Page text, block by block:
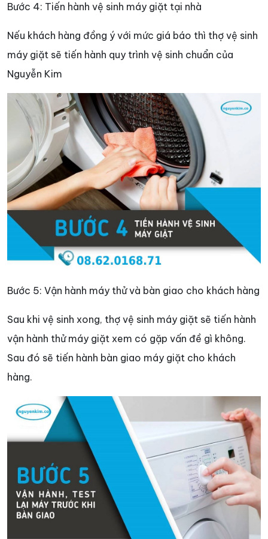
Bước 4: Tiến hành vệ sinh máy giặt tại nhà
Nếu khách hàng đồng ý với mức giá báo thì thợ vệ sinh
máy giặt sẽ tiến hành quy trình vệ sinh chuẩn của
Nguyễn Kim
Bước 5: Vận hành máy thử và bàn giao cho khách hàng
Sau khi vệ sinh xong, thợ vệ sinh máy giặt sẽ tiến hành
vận hành thử máy giặt xem có gặp vấn đề gì không.
Sau đó sẽ tiến hành bàn giao máy giặt cho khách
hàng.